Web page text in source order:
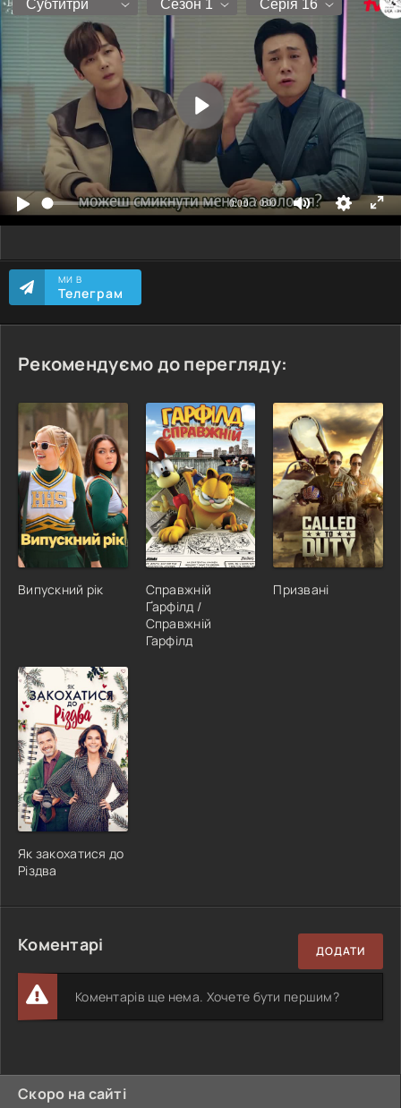
МИ В
Телеграм
Рекомендуємо до перегляду:
Випускний рік
Справжній
Ґарфілд /
Справжній
Гарфілд
Призвані
Як закохатися до
Різдва
Коментарі ДОДАТИ
Коментарів ще нема. Хочете бути першим?
Скоро на сайті